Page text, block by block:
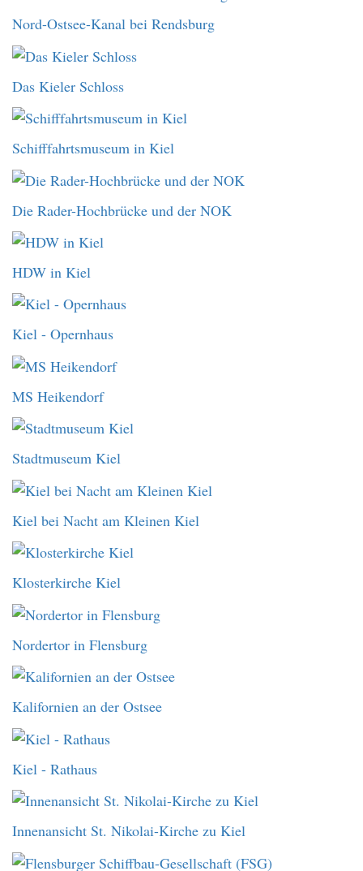
Nord-Ostsee-Kanal bei Rendsburg
Das Kieler Schloss
Schifffahrtsmuseum in Kiel
Die Rader-Hochbrücke und der NOK
HDW in Kiel
Kiel - Opernhaus
MS Heikendorf
Stadtmuseum Kiel
Kiel bei Nacht am Kleinen Kiel
Klosterkirche Kiel
Nordertor in Flensburg
Kalifornien an der Ostsee
Kiel - Rathaus
Innenansicht St. Nikolai-Kirche zu Kiel